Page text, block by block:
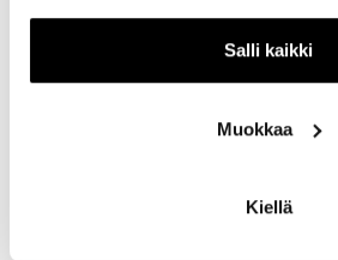
Salli kaikki
Muokkaa
Kiellä
Ceasarsalaatti lämminsavulohella &